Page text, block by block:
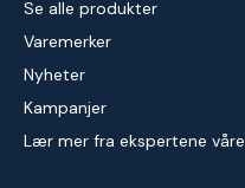
Se alle produkter
Varemerker
Nyheter
Kampanjer
Lær mer fra ekspertene våre